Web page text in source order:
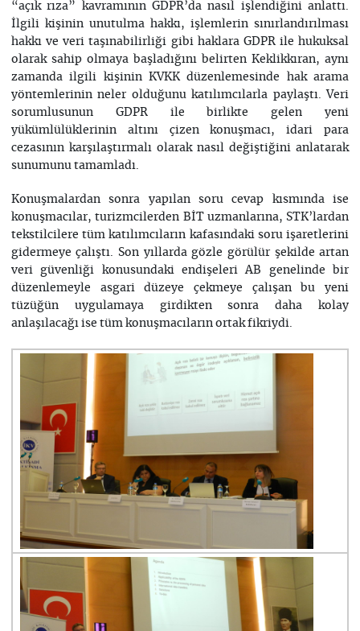
“açık rıza” kavramının GDPR’da nasıl işlendiğini anlattı.
İlgili kişinin unutulma hakkı, işlemlerin sınırlandırılması
hakkı ve veri taşınabilirliği gibi haklara GDPR ile hukuksal
olarak sahip olmaya başladığını belirten Keklikkıran, aynı
zamanda ilgili kişinin KVKK düzenlemesinde hak arama
yöntemlerinin neler olduğunu katılımcılarla paylaştı. Veri
sorumlusunun GDPR ile birlikte gelen yeni
yükümlülüklerinin altını çizen konuşmacı, idari para
cezasının karşılaştırmalı olarak nasıl değiştiğini anlatarak
sunumunu tamamladı.
Konuşmalardan sonra yapılan soru cevap kısmında ise
konuşmacılar, turizmcilerden BİT uzmanlarına, STK’lardan
tekstilcilere tüm katılımcıların kafasındaki soru işaretlerini
gidermeye çalıştı. Son yıllarda gözle görülür şekilde artan
veri güvenliği konusundaki endişeleri AB genelinde bir
düzenlemeyle asgari düzeye çekmeye çalışan bu yeni
tüzüğün uygulamaya girdikten sonra daha kolay
anlaşılacağı ise tüm konuşmacıların ortak fikriydi.